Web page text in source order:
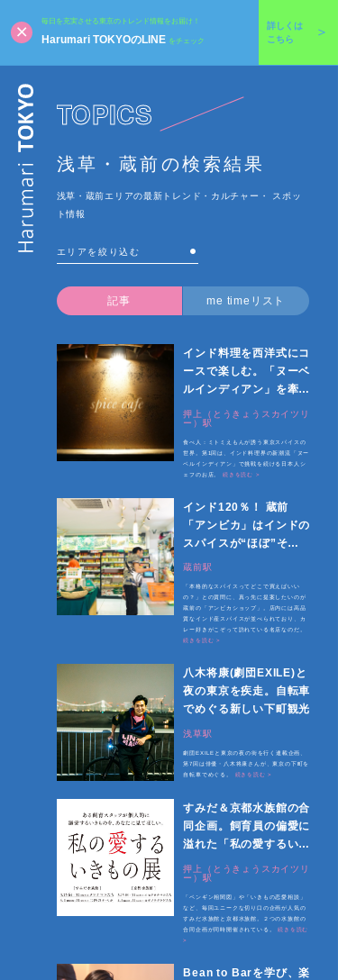
毎日を充実させる東京のトレンド情報をお届け！
Harumari TOKYOのLINE をチェック
詳しくは
こちら
TOPICS
浅草・蔵前の検索結果
浅草・蔵前エリアの最新トレンド・カルチャー・ スポッ
ト情報
記事 me timeリスト
インド料理を西洋式にコ
ースで楽しむ。「ヌーベ
ルインディアン」を牽引
する日本人シェフの店
押上（とうきょうスカイツリ
ー）駅
食べ人：ミトミえもんが誘う東京スパイスの
世界。第1回は、インド料理界の新潮流「ヌー
ベルインディアン」で挑戦を続ける日本人シ
ェフのお店。続きを読む >
インド120％！ 蔵前
「アンビカ」はインドの
スパイスが“ほぼ”そろ
う聖地
蔵前駅
「本格的なスパイスってどこで買えばいい
の？」との質問に、真っ先に提案したいのが
蔵前の「アンビカショップ」。店内には高品
質なインド産スパイスが並べられており、カ
レー好きがこぞって訪れている名店なのだ。
続きを読む >
八木将康(劇団EXILE)と
夜の東京を疾走。自転車
でめぐる新しい下町観光
浅草駅
劇団EXILEと東京の夜の街を行く連載企画、
第7回は俳優・八木将康さんが、東京の下町を
自転車でめぐる。 続きを読む >
すみだ＆京都水族館の合
同企画。飼育員の偏愛に
溢れた「私の愛するいき
もの展」が開催中
押上（とうきょうスカイツリ
ー）駅
「ペンギン相関図」や「いきもの恋愛相談」
など、毎回ユニークな切り口の企画が人気の
すみだ水族館と京都水族館。２つの水族館の
合同企画が同時開催されている。続きを読む
>
Bean to Barを学び、楽